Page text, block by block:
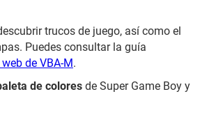
trucos de juego, así como el
Puedes consultar la guía
de VBA-M.
de colores de Super Game Boy y